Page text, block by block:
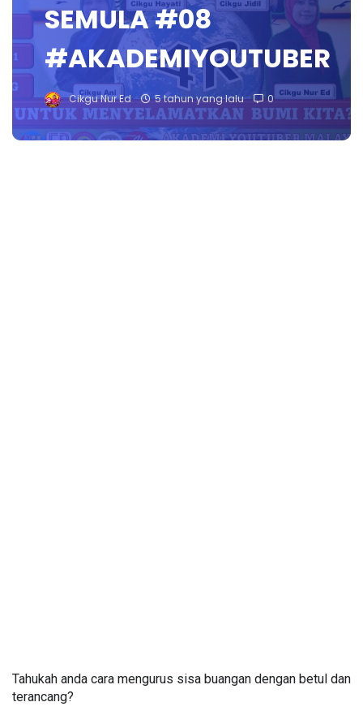
SEMULA #08
#AKADEMIYOUTUBER
Cikgu Nur Ed 5 tahun yang lalu 0
Tahukah anda cara mengurus sisa buangan dengan betul dan
terancang?